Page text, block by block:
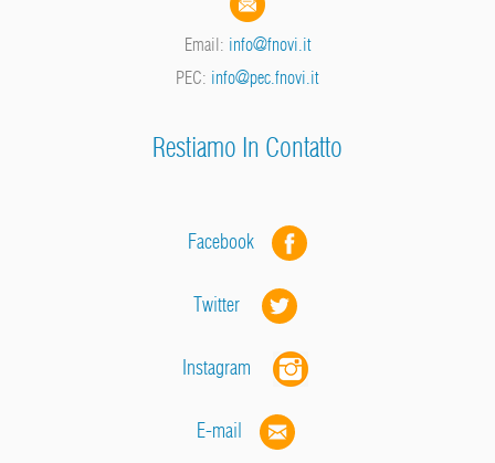
Email: info@fnovi.it
PEC: info@pec.fnovi.it
Restiamo In Contatto
Facebook
Twitter
Instagram
E-mail